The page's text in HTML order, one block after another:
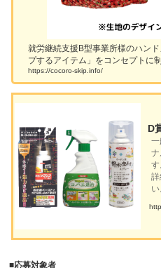
就労継続支援B型事業所様のハン
プするアイテム」をコンセプトに制
https://cocoro-skip.info/
D
ナ
す
詳
い
■応募対象者